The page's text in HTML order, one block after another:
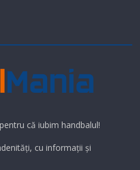
că iubim handbalul!
cu informații și